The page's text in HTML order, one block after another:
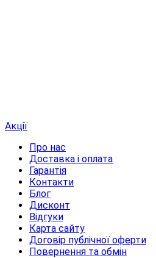
Акції
Про нас
Доставка і оплата
Гарантія
Контакти
Блог
Дисконт
Відгуки
Карта сайту
Договір публічної оферти
Повернення та обмін